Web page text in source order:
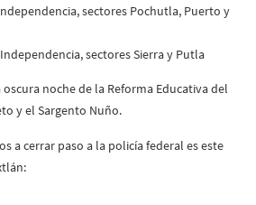
sectores Pochutla, Puerto y
sectores Sierra y Putla
noche de la Reforma Educativa del
y el Sargento Nuño.
a cerrar paso a la policía federal es este